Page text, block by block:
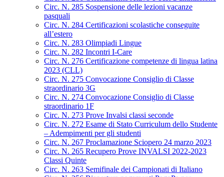
Circ. N. 285 Sospensione delle lezioni vacanze
pasquali
Circ. N. 284 Certificazioni scolastiche conseguite
all’estero
Circ. N. 283 Olimpiadi Lingue
Circ. N. 282 Incontri I-Care
Circ. N. 276 Certificazione competenze di lingua latina
2023 (CLL)
Circ. N. 275 Convocazione Consiglio di Classe
straordinario 3G
Circ. N. 274 Convocazione Consiglio di Classe
straordinario 1F
Circ. N. 273 Prove Invalsi classi seconde
Circ. N. 272 Esame di Stato Curriculum dello Studente
– Adempimenti per gli studenti
Circ. N. 267 Proclamazione Sciopero 24 marzo 2023
Circ. N. 265 Recupero Prove INVALSI 2022-2023
Classi Quinte
Circ. N. 263 Semifinale dei Campionati di Italiano